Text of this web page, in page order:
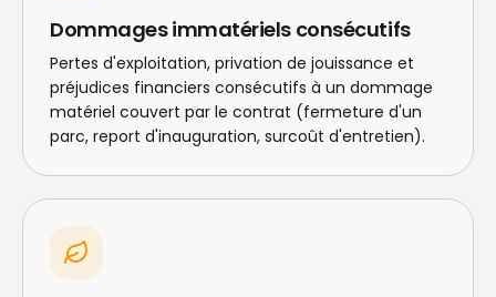
Dommages immatériels consécutifs
Pertes d'exploitation, privation de jouissance et
préjudices financiers consécutifs à un dommage
matériel couvert par le contrat (fermeture d'un
parc, report d'inauguration, surcoût d'entretien).